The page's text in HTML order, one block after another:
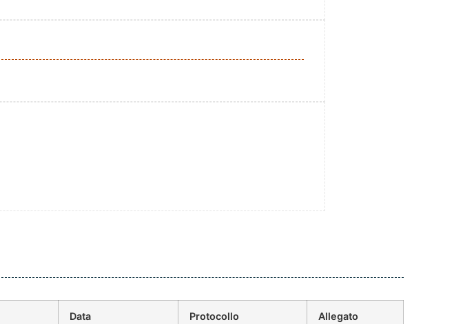
Data
Protocollo
Allegato